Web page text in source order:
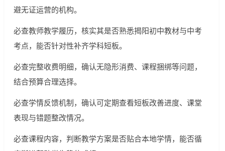
避无证运营的机构。
必查教师教学履历，核实其是否熟悉揭阳初中教材与中考
考点，能否针对性补齐学科短板。
必查完整收费明细，确认无隐形消费、课程捆绑等问题，
结合预算合理选择。
必查学情反馈机制，确认可定期查看短板改善进度、课堂
表现与错题整改情况。
必查课程内容，判断教学方案是否贴合本地学情，能否循